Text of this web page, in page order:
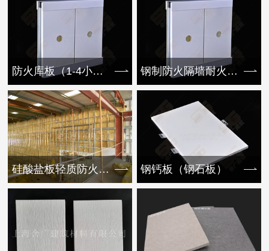
防火库板（1-4小时） 钢制防火隔墙耐火1-4小时
硅酸盐板轻质防火隔墙 钢钙板（钢石板）